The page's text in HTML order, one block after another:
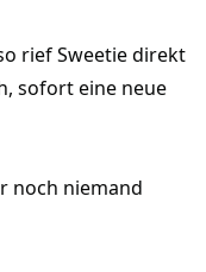
rief Sweetie direkt
sofort eine neue
noch niemand